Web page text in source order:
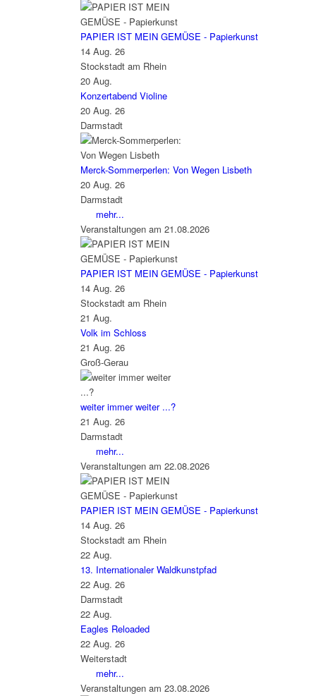
PAPIER IST MEIN GEMÜSE - Papierkunst
14 Aug. 26
Stockstadt am Rhein
20 Aug.
Konzertabend Violine
20 Aug. 26
Darmstadt
Merck-Sommerperlen: Von Wegen Lisbeth
20 Aug. 26
Darmstadt
mehr...
Veranstaltungen am 21.08.2026
PAPIER IST MEIN GEMÜSE - Papierkunst
14 Aug. 26
Stockstadt am Rhein
21 Aug.
Volk im Schloss
21 Aug. 26
Groß-Gerau
weiter immer weiter ...?
21 Aug. 26
Darmstadt
mehr...
Veranstaltungen am 22.08.2026
PAPIER IST MEIN GEMÜSE - Papierkunst
14 Aug. 26
Stockstadt am Rhein
22 Aug.
13. Internationaler Waldkunstpfad
22 Aug. 26
Darmstadt
22 Aug.
Eagles Reloaded
22 Aug. 26
Weiterstadt
mehr...
Veranstaltungen am 23.08.2026